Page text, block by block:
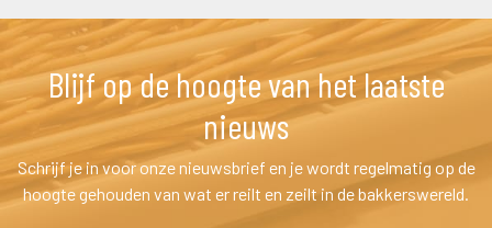
Blijf op de hoogte van het laatste
nieuw
Schrijf je in voor onze nieuwsbrief en je wordt regelmatig op de
hoogte gehouden van wat er reilt en zeilt in de bakkerswereld.